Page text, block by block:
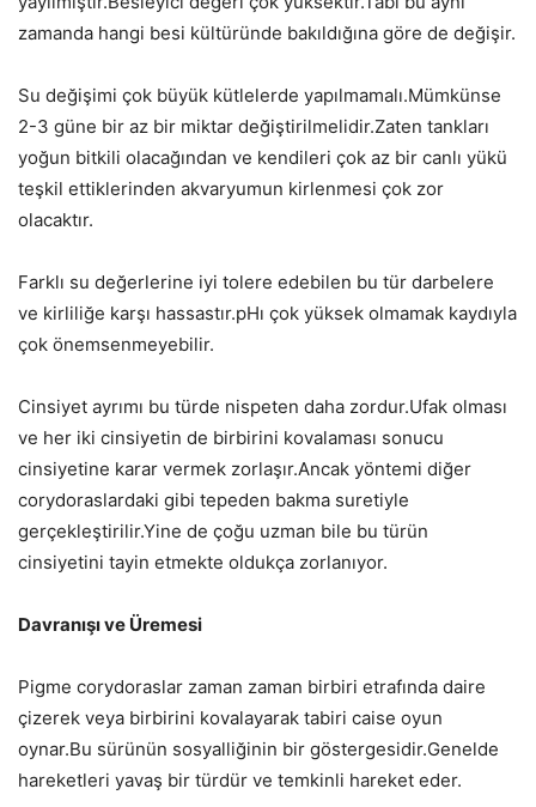
zamanda hangi besi kültüründe bakıldığına göre de değişir.
Su değişimi çok büyük kütlelerde yapılmamalı.Mümkünse
2-3 güne bir az bir miktar değiştirilmelidir.Zaten tankları
yoğun bitkili olacağından ve kendileri çok az bir canlı yükü
teşkil ettiklerinden akvaryumun kirlenmesi çok zor
olacaktır.
Farklı su değerlerine iyi tolere edebilen bu tür darbelere
ve kirliliğe karşı hassastır.pHı çok yüksek olmamak kaydıyla
çok önemsenmeyebilir.
Cinsiyet ayrımı bu türde nispeten daha zordur.Ufak olması
ve her iki cinsiyetin de birbirini kovalaması sonucu
cinsiyetine karar vermek zorlaşır.Ancak yöntemi diğer
corydoraslardaki gibi tepeden bakma suretiyle
gerçekleştirilir.Yine de çoğu uzman bile bu türün
cinsiyetini tayin etmekte oldukça zorlanıyor.
Davranışı ve Üremesi
Pigme corydoraslar zaman zaman birbiri etrafında daire
çizerek veya birbirini kovalayarak tabiri caise oyun
oynar.Bu sürünün sosyalliğinin bir göstergesidir.Genelde
hareketleri yavaş bir türdür ve temkinli hareket eder.